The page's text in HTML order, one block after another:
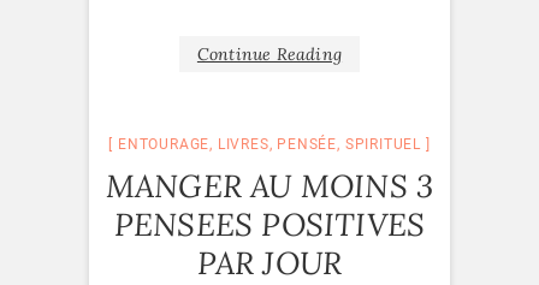
Continue Reading
ENTOURAGE, LIVRES, PENSÉE, SPIRITUEL
MANGER AU MOINS 3
PENSEES POSITIVES
PAR JOUR